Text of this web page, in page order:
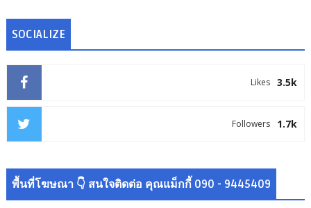
SOCIALIZE
3.5k
Likes
1.7k
Followers
พื้นที่โฆษณา 👇 สนใจติดต่อ คุณแม็กกี้ 090 - 9445409